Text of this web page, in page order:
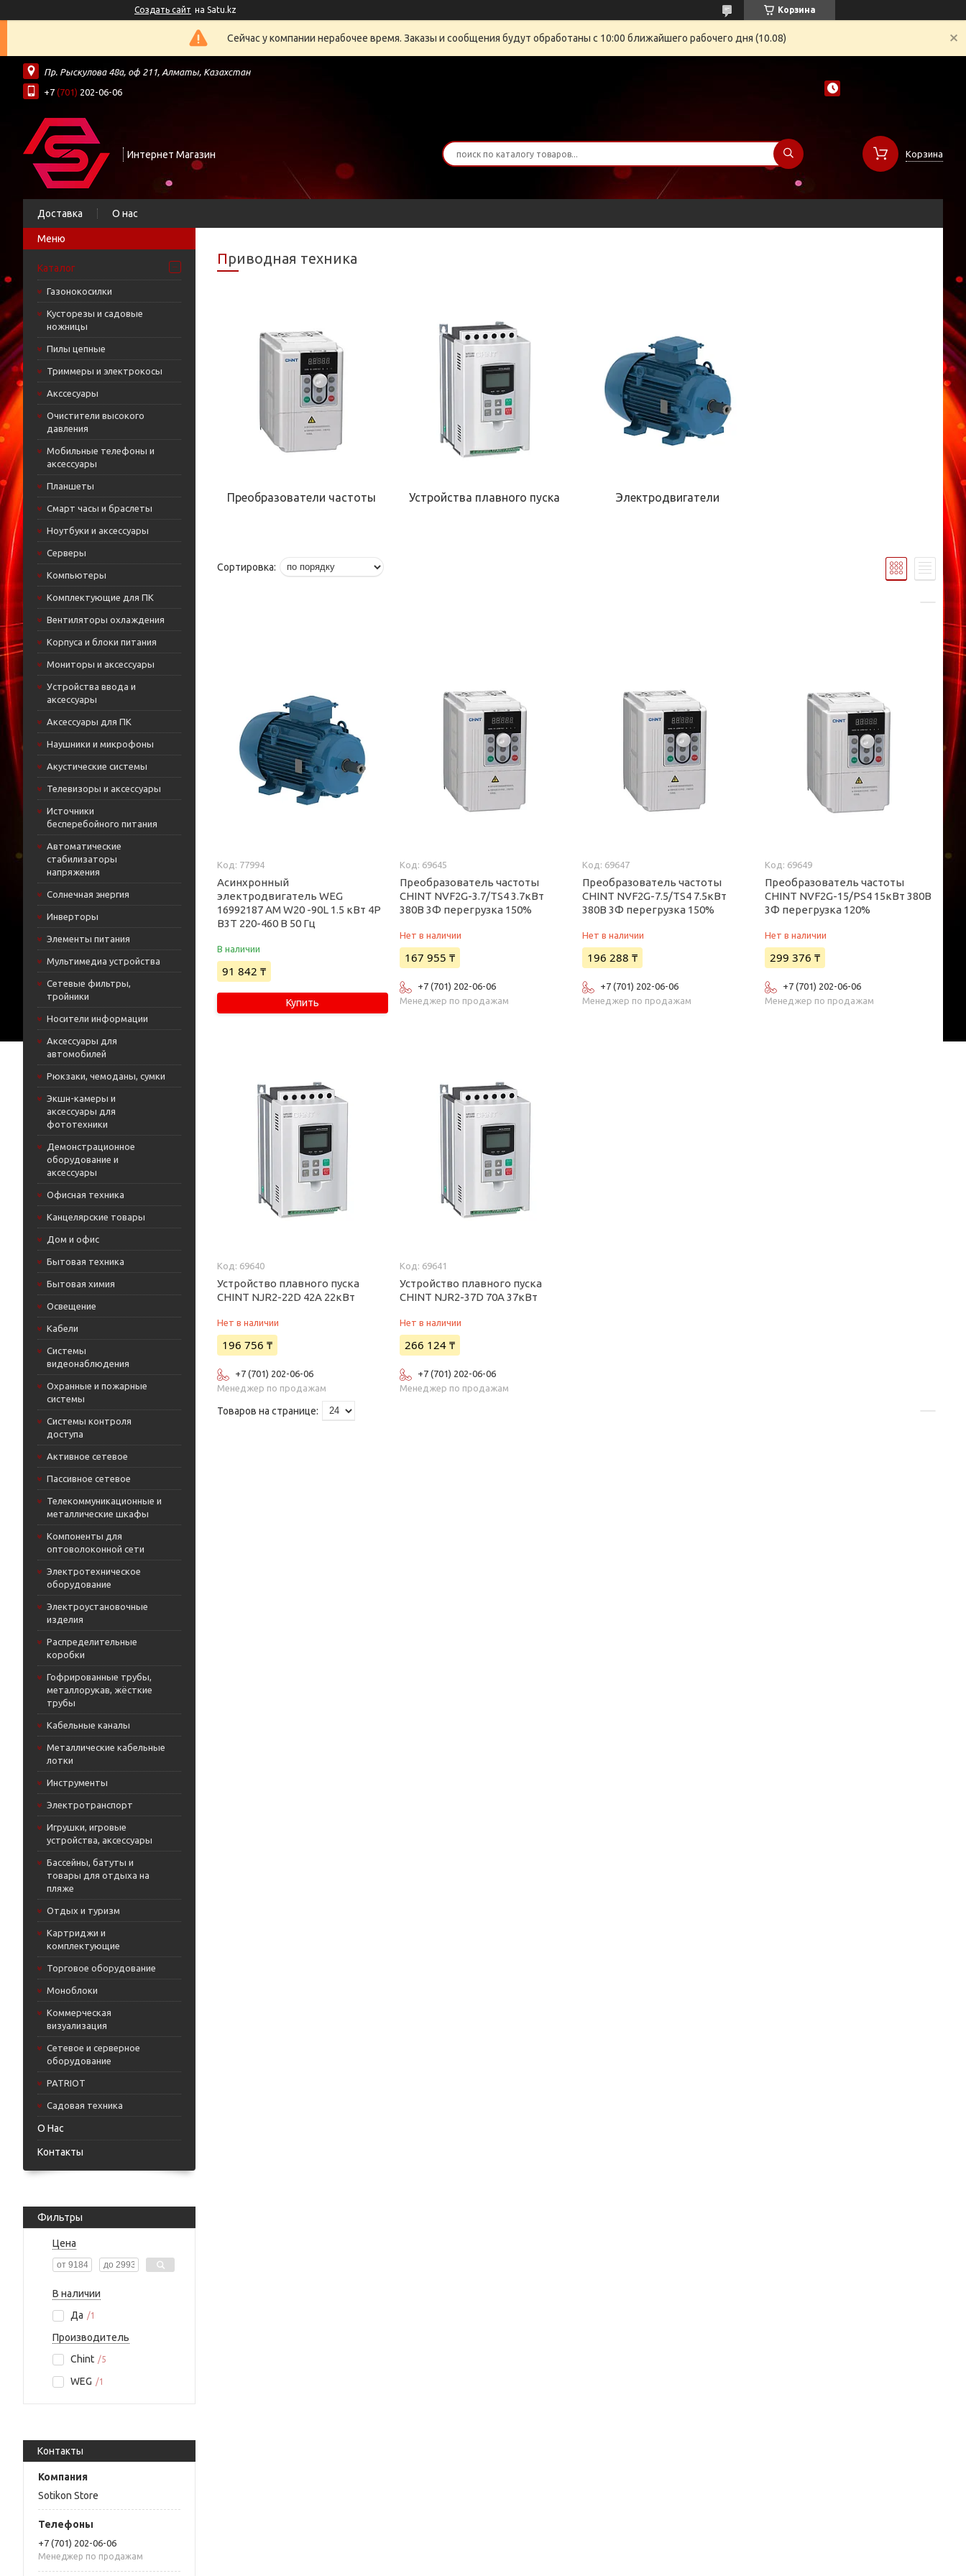
Создать сайт на Satu.kz Корзина
Сейчас у компании нерабочее время. Заказы и сообщения будут обработаны с 10:00 ближайшего рабочего дня (10.08)
Пр. Рыскулова 48а, оф 211, Алматы, Казахстан
+7 (701) 202-06-06
Интернет Магазин Корзина
Доставка О нас
Каталог
Газонокосилки
Кусторезы и садовые
ножницы
Пилы цепные
Триммеры и электрокосы
Акссесуары
Очистители высокого
давления
Мобильные телефоны и
аксессуары
Планшеты
Смарт часы и браслеты
Ноутбуки и аксессуары
Cерверы
Компьютеры
Комплектующие для ПК
Вентиляторы охлаждения
Корпуса и блоки питания
Мониторы и аксессуары
Устройства ввода и
аксессуары
Аксессуары для ПК
Наушники и микрофоны
Акустические системы
Телевизоры и аксессуары
Источники
бесперебойного питания
Автоматические
стабилизаторы
напряжения
Солнечная энергия
Инверторы
Элементы питания
Мультимедиа устройства
Сетевые фильтры,
тройники
Носители информации
Аксессуары для
автомобилей
Рюкзаки, чемоданы, сумки
Экшн-камеры и
аксессуары для
фототехники
Демонстрационное
оборудование и
аксессуары
Офисная техника
Канцелярские товары
Дом и офис
Бытовая техника
Бытовая химия
Освещение
Кабели
Системы
видеонаблюдения
Охранные и пожарные
системы
Системы контроля
доступа
Активное сетевое
Пассивное сетевое
Телекоммуникационные и
металлические шкафы
Компоненты для
оптоволоконной сети
Электротехническое
оборудование
Электроустановочные
изделия
Распределительные
коробки
Гофрированные трубы,
металлорукав, жёсткие
трубы
Кабельные каналы
Металлические кабельные
лотки
Инструменты
Электротранспорт
Игрушки, игровые
устройства, аксессуары
Бассейны, батуты и
товары для отдыха на
пляже
Отдых и туризм
Картриджи и
комплектующие
Торговое оборудование
Моноблоки
Коммерческая
визуализация
Сетевое и серверное
оборудование
PATRIOT
Садовая техника
О Нас
Контакты
Фильтры
Цена
В наличии
Да
1
Производитель
Chint
5
WEG 1
Контакты
Sotikon Store
+7 (701) 202-06-06
Менеджер по продажам
Приводная техника
Преобразователи частоты Устройства плавного пуска Электродвигатели
77994
Асинхронный
электродвигатель WEG
16992187 AM W20 -90L 1.5 кВт 4P
B3T 220-460 В 50 Гц
В наличии
91 842 ₸
Купить
69645
Преобразователь частоты
CHINT NVF2G-3.7/TS4 3.7кВт
380В 3Ф перегрузка 150%
Нет в наличии
167 955 ₸
+7 (701) 202-06-06
Менеджер по продажам
69647
Преобразователь частоты
CHINT NVF2G-7.5/TS4 7.5кВт
380В 3Ф перегрузка 150%
Нет в наличии
196 288 ₸
+7 (701) 202-06-06
Менеджер по продажам
69649
Преобразователь частоты
CHINT NVF2G-15/PS4 15кВт 380В
3Ф перегрузка 120%
Нет в наличии
299 376 ₸
+7 (701) 202-06-06
Менеджер по продажам
69640
Устройство плавного пуска
CHINT NJR2-22D 42А 22кВт
Нет в наличии
196 756 ₸
+7 (701) 202-06-06
Менеджер по продажам
69641
Устройство плавного пуска
CHINT NJR2-37D 70А 37кВт
Нет в наличии
266 124 ₸
+7 (701) 202-06-06
Менеджер по продажам